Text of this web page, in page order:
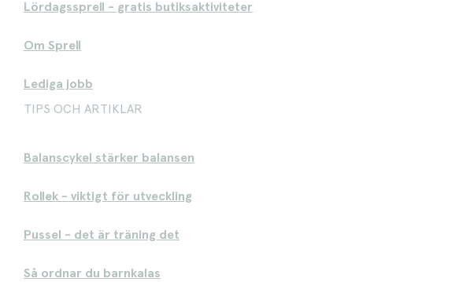
Lördagssprell - gratis butiksaktiviteter
Om Sprell
Lediga jobb
TIPS OCH ARTIKLAR
Balanscykel stärker balansen
Rollek - viktigt för utveckling
Pussel - det är träning det
Så ordnar du barnkalas